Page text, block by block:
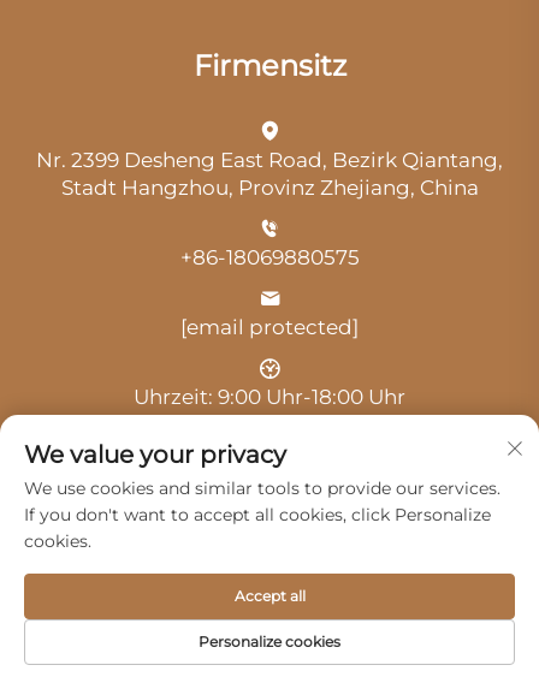
Firmensitz
Nr. 2399 Desheng East Road, Bezirk Qiantang,
Stadt Hangzhou, Provinz Zhejiang, China
+86-18069880575
[email protected]
Uhrzeit: 9:00 Uhr-18:00 Uhr
Automobile Service Co., Ltd. -
Produkte Service
Über Uns
Kontaktieren Sie Uns
We value your privacy
We use cookies and similar tools to provide our services.
If you don't want to accept all cookies, click Personalize
cookies.
Personalize cookies
Accept all